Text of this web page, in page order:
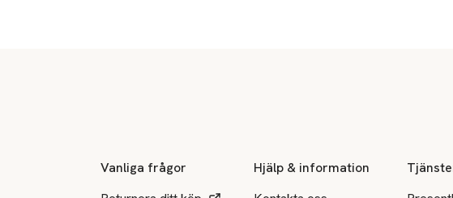
Vanliga frågor
Hjälp & information